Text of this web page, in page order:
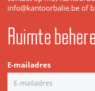
info@kantoorbalie.be of
Ruimte
E-mailadres